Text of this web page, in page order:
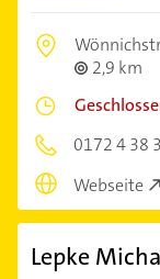
2,9 km
0172 4 38
Webseite
Lepke